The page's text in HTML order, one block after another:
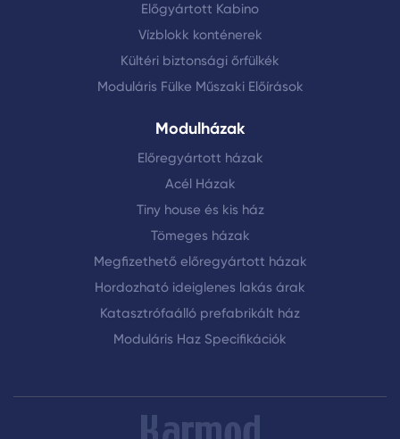
Előgyártott Kabino
Vízblokk konténerek
Kültéri biztonsági őrfülkék
Moduláris Fülke Műszaki Előírások
Modulházak
Előregyártott házak
Acél Házak
Tiny house és kis ház
Tömeges házak
Megfizethető előregyártott házak
Hordozható ideiglenes lakás árak
Katasztrófaálló prefabrikált ház
Moduláris Haz Specifikációk